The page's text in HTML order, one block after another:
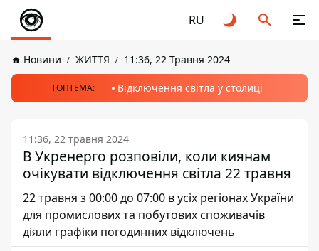
RU
Новини ЖИТТЯ 11:36, 22 Травня 2024
ТОПТЕМА: Відключення світла у столиці
11:36, 22 травня 2024
В Укренерго розповіли, коли киянам
очікувати відключення світла 22 травня
22 травня з 00:00 до 07:00 в усіх регіонах України
для промислових та побутових споживачів
діяли графіки погодинних відключень